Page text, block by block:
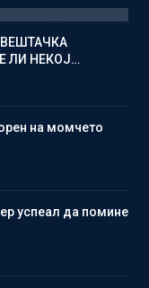
ЛИ НЕКОЈ…
на момчето
успеал да помине